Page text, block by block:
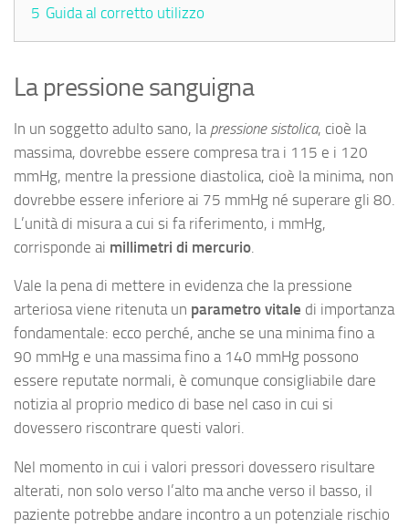
5 Guida al corretto utilizzo
La pressione sanguigna
In un soggetto adulto sano, la pressione sistolica, cioè la
massima, dovrebbe essere compresa tra i 115 e i 120
mmHg, mentre la pressione diastolica, cioè la minima, non
dovrebbe essere inferiore ai 75 mmHg né superare gli 80.
L’unità di misura a cui si fa riferimento, i mmHg,
corrisponde ai millimetri di mercurio
Vale la pena di mettere in evidenza che la pressione
arteriosa viene ritenuta un parametro vitale di importanza
fondamentale: ecco perché, anche se una minima fino a
90 mmHg e una massima fino a 140 mmHg possono
essere reputate normali, è comunque consigliabile dare
notizia al proprio medico di base nel caso in cui si
dovessero riscontrare questi valori.
Nel momento in cui i valori pressori dovessero risultare
alterati, non solo verso l’alto ma anche verso il basso, il
paziente potrebbe andare incontro a un potenziale rischio